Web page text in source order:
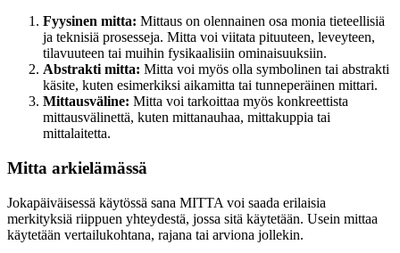
Fyysinen mitta: Mittaus on olennainen osa monia tieteellisiä
ja teknisiä prosesseja. Mitta voi viitata pituuteen, leveyteen,
tilavuuteen tai muihin fysikaalisiin ominaisuuksiin.
Abstrakti mitta: Mitta voi myös olla symbolinen tai abstrakti
käsite, kuten esimerkiksi aikamitta tai tunneperäinen mittari.
Mittausväline: Mitta voi tarkoittaa myös konkreettista
mittausvälinettä, kuten mittanauhaa, mittakuppia tai
mittalaitetta.
Mitta arkielämässä
Jokapäiväisessä käytössä sana MITTA voi saada erilaisia
merkityksiä riippuen yhteydestä, jossa sitä käytetään. Usein mittaa
käytetään vertailukohtana, rajana tai arviona jollekin.